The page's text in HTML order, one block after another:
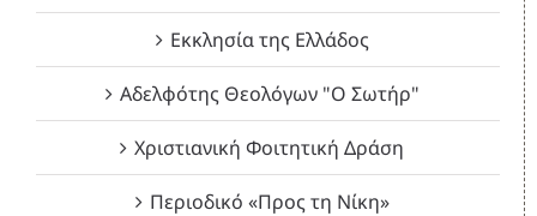
Εκκλησία της Ελλάδος
Αδελφότης Θεολόγων "Ο Σωτήρ"
Χριστιανική Φοιτητική Δράση
Περιοδικό «Προς τη Νίκη»